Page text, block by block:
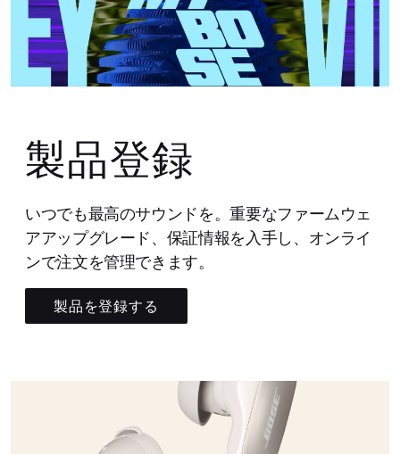
製品登録
いつでも最高のサウンドを。重要なファームウェ
アアップグレード、保証情報を入手し、オンライ
ンで注文を管理できます。
製品を登録する